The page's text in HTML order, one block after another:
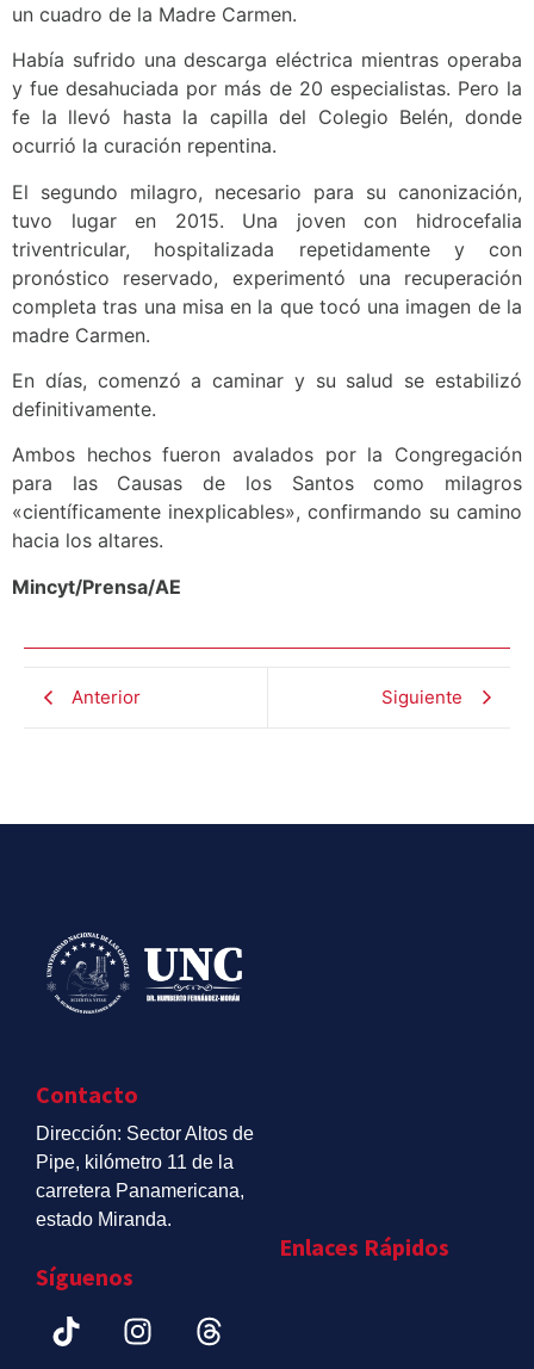
un cuadro de la Madre Carmen.
Había sufrido una descarga eléctrica mientras operaba
y fue desahuciada por más de 20 especialistas. Pero la
fe la llevó hasta la capilla del Colegio Belén, donde
ocurrió la curación repentina.
El segundo milagro, necesario para su canonización,
tuvo lugar en 2015. Una joven con hidrocefalia
triventricular, hospitalizada repetidamente y con
pronóstico reservado, experimentó una recuperación
completa tras una misa en la que tocó una imagen de la
madre Carmen.
En días, comenzó a caminar y su salud se estabilizó
definitivamente.
Ambos hechos fueron avalados por la Congregación
para las Causas de los Santos como milagros
«científicamente inexplicables», confirmando su camino
hacia los altares.
Mincyt/Prensa/AE
Anterior Siguiente
Contacto
Dirección: Sector Altos de
Pipe, kilómetro 11 de la
carretera Panamericana,
estado Miranda.
Síguenos
Enlaces Rápidos